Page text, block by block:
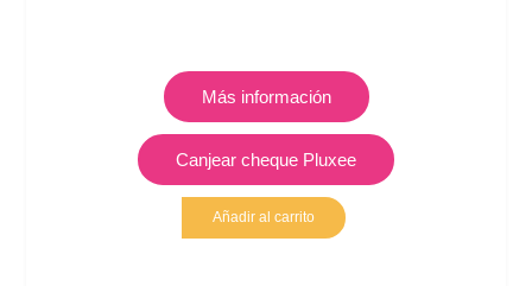
Más información
Canjear cheque Pluxee
Añadir al carrito